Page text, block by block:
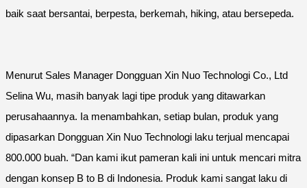
baik saat bersantai, berpesta, berkemah, hiking, atau bersepeda.
Menurut Sales Manager Dongguan Xin Nuo Technologi Co., Ltd
Selina Wu, masih banyak lagi tipe produk yang ditawarkan
perusahaannya. Ia menambahkan, setiap bulan, produk yang
dipasarkan Dongguan Xin Nuo Technologi laku terjual mencapai
800.000 buah. “Dan kami ikut pameran kali ini untuk mencari mitra
dengan konsep B to B di Indonesia. Produk kami sangat laku di